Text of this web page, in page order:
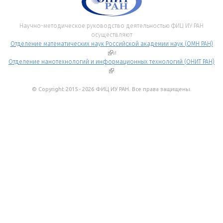
Научно-методическое руководство деятельностью ФИЦ ИУ РАН
осуществляют
Отделение математических наук Российской академии наук (ОМН РАН)
(внешняя ссылка)
и
Отделение нанотехнологий и информационных технологий (ОНИТ РАН)
(внешняя ссылка)
.
© Copyright 2015 - 2026 ФИЦ ИУ РАН. Все права защищены.